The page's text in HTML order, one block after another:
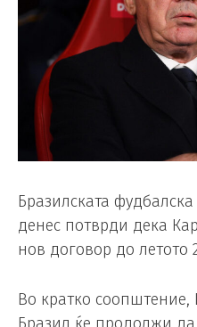
Бразилската
денес потврди дека
нов договор до летото
Во кратко